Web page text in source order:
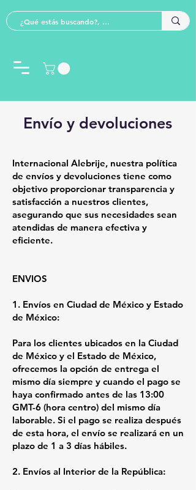
Envío y devoluciones
Internacional Alebrije, nuestra política
de envíos y devoluciones tiene como
objetivo proporcionar transparencia y
satisfacción a nuestros clientes,
asegurando que sus necesidades sean
atendidas de manera efectiva y
eficiente.
ENVIOS
1. Envíos en Ciudad de México y Estado
de México:
Para los clientes ubicados en la Ciudad
de México y el Estado de México,
ofrecemos la opción de entrega el
mismo día siempre y cuando el pago se
haya confirmado antes de las 13:00
GMT-6 (hora centro) del mismo día
laborable. Si el pago se realiza después
de esta hora, el envío se realizará en un
plazo de 1 a 3 días hábiles.
2. Envíos al Interior de la República: